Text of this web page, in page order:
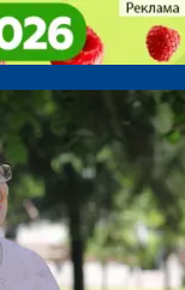
могут
могут